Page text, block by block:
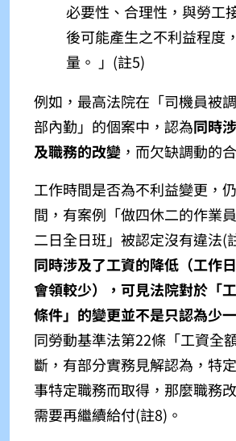
必要性、合理性，與勞工
後可能產生之不利益程度
量。 」(註5)
例如，最高法院在「司機員被
部內勤」的個案中，認為同時
及職務的改變，而欠缺調動的
工作時間是否為不利益變更，
間，有案例「做四休二的作業
二日全日班」被認定沒有違法(
同時涉及了工資的降低（工作
會領較少），可見法院對於「
條件」的變更並不是只認為少
同勞動基準法第22條「工資全
斷，有部分實務見解認為，特
事特定職務而取得，那麼職務
需要再繼續給付(註8) 。